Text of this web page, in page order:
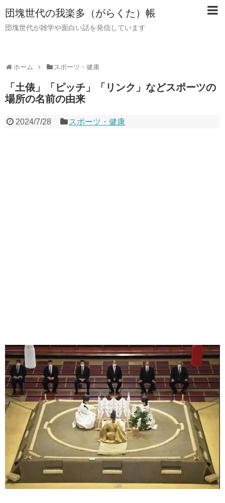
団塊世代の我楽多（がらくた）帳
団塊世代が雑学や面白い話を発信しています
ホーム スポーツ・健康
「土俵」「ピッチ」「リンク」などスポーツの
場所の名前の由来
2024/7/28 スポーツ・健康